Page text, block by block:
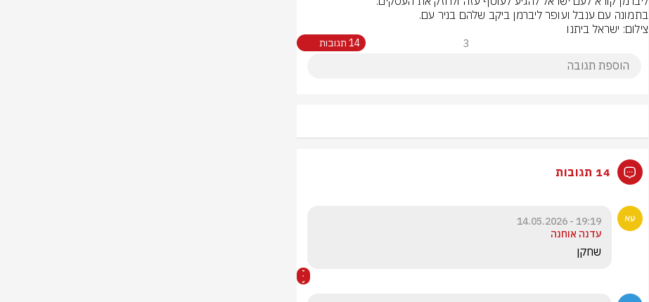
בתמונה עם ענבל ועופר ליברמן ביקב שלהם בניר עם.
צילום: ישראל ביתנו
3 14 תגובות
14 תגובות
19:19 - 14.05.2026
עדנה אוחנה
שחקן